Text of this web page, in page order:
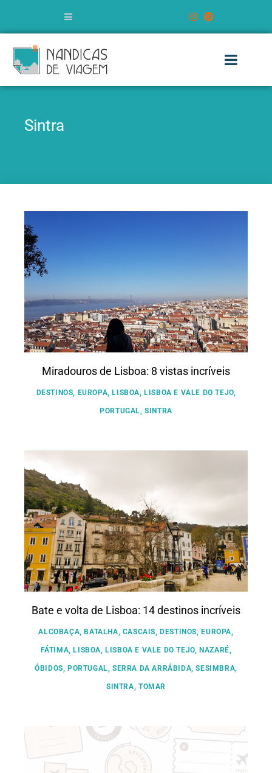
Sintra
Miradouros de Lisboa: 8 vistas incríveis
DESTINOS, EUROPA,LISBOA,LISBOA E VALE DO TEJO,
PORTUGAL,SINTRA
Bate e volta de Lisboa: 14 destinos incríveis
ALCOBAÇA ,BATALHA CASCAIS ,DESTINOS ,EUROPA
FÁTIMA ,LISBOA ,LISBOA E VALE DO TEJO,NAZARÉ
ÓBIDOS PORTUGAL SERRA DA ARRÁBIDA ,SESIMBRA
SINTRA TOMAR